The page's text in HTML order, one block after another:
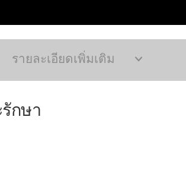
รายละเอียดเพิ่มเติม
กษา